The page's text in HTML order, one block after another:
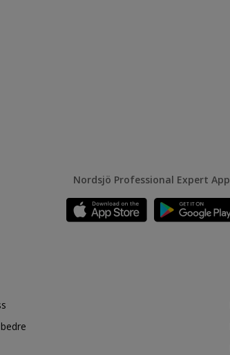
Nordsjö Professional Expert App